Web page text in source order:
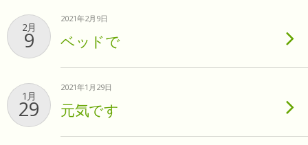
2月
9
2021年2月9日
ベッドで
1月
29
2021年1月29日
元気です